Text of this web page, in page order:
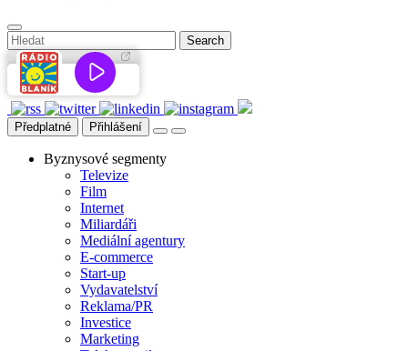
Předplatné Přihlášení
Byznysové segmenty
Televize
Film
Internet
Miliardáři
Mediální agentury
E-commerce
Start-up
Vydavatelství
Reklama/PR
Investice
Marketing